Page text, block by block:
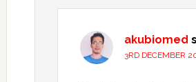
akubiomed
3RD DECEMBER